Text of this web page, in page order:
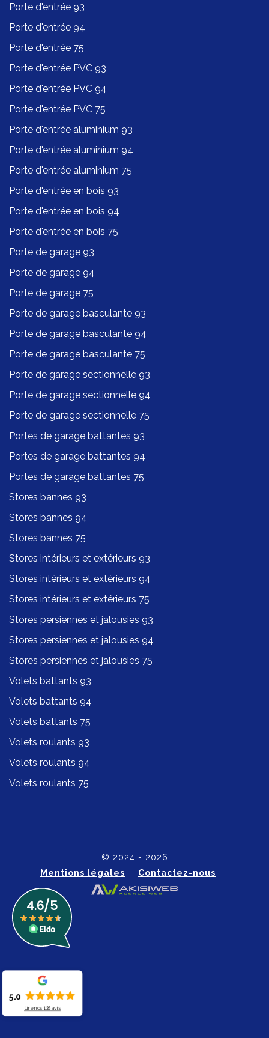
Porte d'entrée 93
Porte d'entrée 94
Porte d'entrée 75
Porte d'entrée PVC 93
Porte d'entrée PVC 94
Porte d'entrée PVC 75
Porte d'entrée aluminium 93
Porte d'entrée aluminium 94
Porte d'entrée aluminium 75
Porte d'entrée en bois 93
Porte d'entrée en bois 94
Porte d'entrée en bois 75
Porte de garage 93
Porte de garage 94
Porte de garage 75
Porte de garage basculante 93
Porte de garage basculante 94
Porte de garage basculante 75
Porte de garage sectionnelle 93
Porte de garage sectionnelle 94
Porte de garage sectionnelle 75
Portes de garage battantes 93
Portes de garage battantes 94
Portes de garage battantes 75
Stores bannes 93
Stores bannes 94
Stores bannes 75
Stores intérieurs et extérieurs 93
Stores intérieurs et extérieurs 94
Stores intérieurs et extérieurs 75
Stores persiennes et jalousies 93
Stores persiennes et jalousies 94
Stores persiennes et jalousies 75
Volets battants 93
Volets battants 94
Volets battants 75
Volets roulants 93
Volets roulants 94
Volets roulants 75
© 2024 - 2026
Mentions légales - Contactez-nous -
5.0
Lire nos 118 avis